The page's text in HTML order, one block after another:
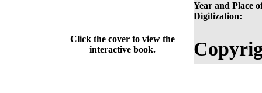
Year and Place
Digitization:
Click the cover to view the
interactive book.